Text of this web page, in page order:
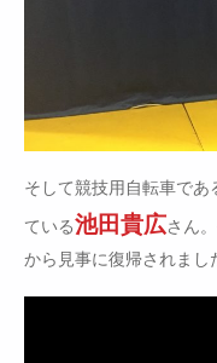
そして競技用自転車で
ている池田貴広さん
から見事に復帰されまし